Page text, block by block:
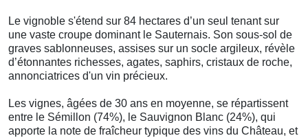
Le vignoble s'étend sur 84 hectares d’un seul tenant sur
une vaste croupe dominant le Sauternais. Son sous-sol de
graves sablonneuses, assises sur un socle argileux, révèle
d’étonnantes richesses, agates, saphirs, cristaux de roche,
annonciatrices d'un vin précieux.
Les vignes, âgées de 30 ans en moyenne, se répartissent
entre le Sémillon (74%), le Sauvignon Blanc (24%), qui
apporte la note de fraîcheur typique des vins du Château, et